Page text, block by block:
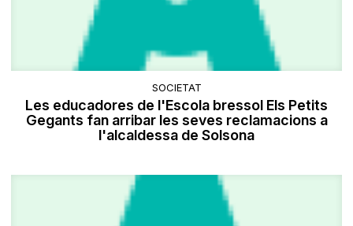
SOCIETAT
Les educadores de l'Escola bressol Els Petits
Gegants fan arribar les seves reclamacions a
l'alcaldessa de Solsona